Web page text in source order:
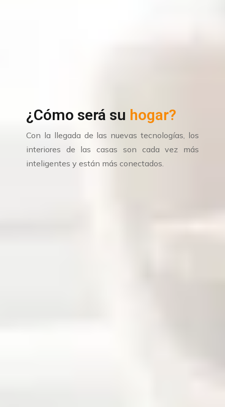
¿Cómo será su hogar?
Con la llegada de las nuevas tecnologías, los
interiores de las casas son cada vez más
inteligentes y están más conectados.